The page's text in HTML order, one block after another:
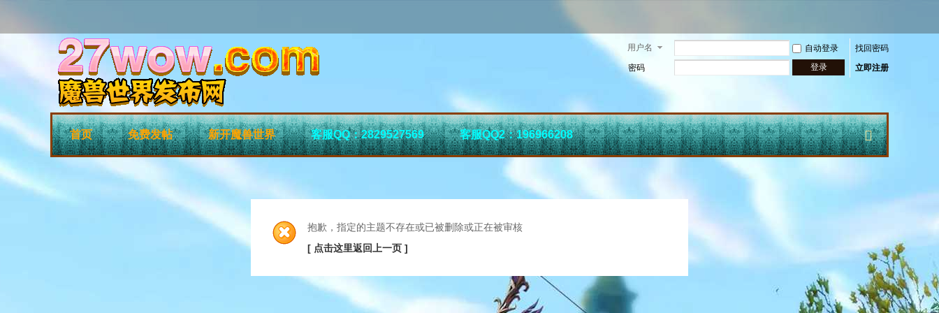
用户名 自动登录
找回密码
密码
登录 立即注册
首页 免费发帖 新开魔兽世界 客服QQ：2829527569 客服QQ2：196966208
抱歉，指定的主题不存在或已被删除或正在被审核
[ 点击这里返回上一页 ]